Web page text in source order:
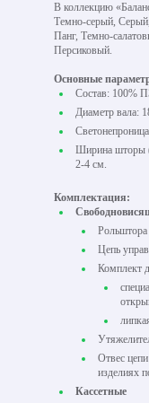
В коллекцию
Темно-серый,
Панг, Темно-
Персиковый.
Основные
Состав: 100%
Диаметр вала:
Ширина шторы
2-4 см.
Комплектация:
Рольштора
Цепь
Комплект
Отвес
изделиях
Кассетные